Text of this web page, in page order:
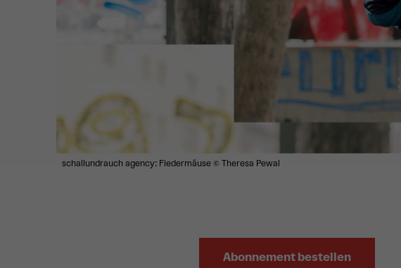
schallundrauch agency: Fledermäuse © Theresa Pewal
Abonnement bestellen